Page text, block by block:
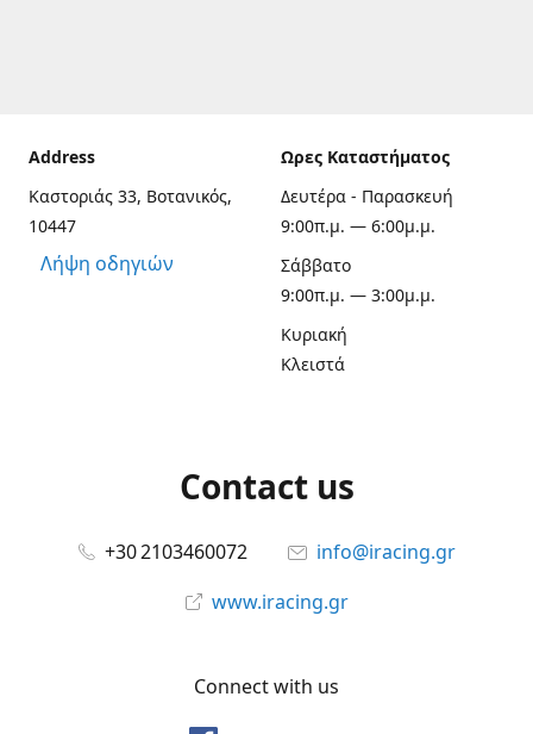
Address
Καστοριάς 33, Βοτανικός,
10447
Λήψη οδηγιών
Ωρες Καταστήματος
Δευτέρα - Παρασκευή
9:00π.μ. — 6:00μ.μ.
Σάββατο
9:00π.μ. — 3:00μ.μ.
Κυριακή
Κλειστά
Contact us
+30 2103460072
info@iracing.gr
www.iracing.gr
Connect with us